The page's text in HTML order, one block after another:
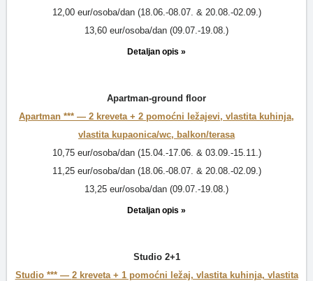
12,00 eur/osoba/dan (18.06.-08.07. & 20.08.-02.09.)
13,60 eur/osoba/dan (09.07.-19.08.)
Detaljan opis »
Apartman-ground floor
Apartman *** — 2 kreveta + 2 pomoćni ležajevi, vlastita kuhinja,
vlastita kupaonica/wc, balkon/terasa
10,75 eur/osoba/dan (15.04.-17.06. & 03.09.-15.11.)
11,25 eur/osoba/dan (18.06.-08.07. & 20.08.-02.09.)
13,25 eur/osoba/dan (09.07.-19.08.)
Detaljan opis »
Studio 2+1
Studio *** — 2 kreveta + 1 pomoćni ležaj, vlastita kuhinja, vlastita